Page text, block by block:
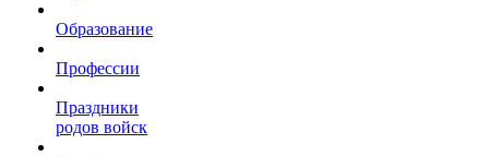
Образование
Профессии
Праздники
родов войск